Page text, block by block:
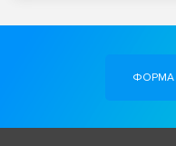
ФОРМА